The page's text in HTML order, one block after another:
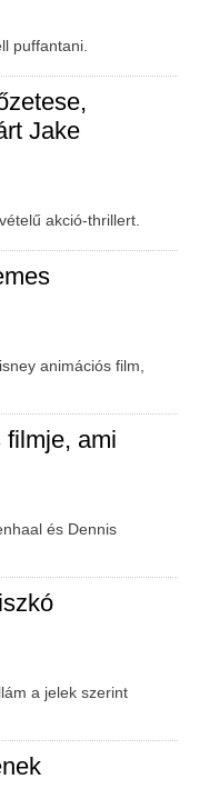
puffantani.
Jake
akció-thrillert.
animációs film,
filmje, ami
és Dennis
a jelek szerint